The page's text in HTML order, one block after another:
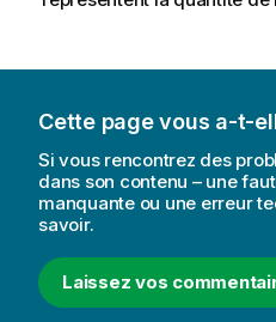
Cette page vous a-t-
Si vous rencontrez des
dans son contenu – une
manquante ou une erreur
savoir.
Laissez vos